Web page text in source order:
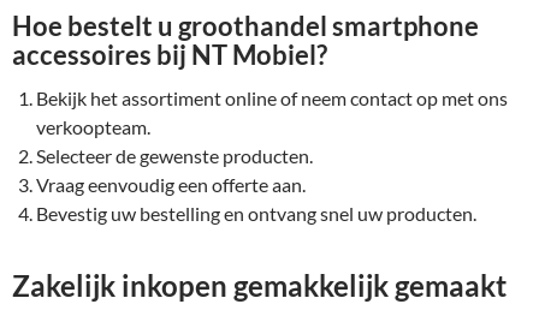
Hoe bestelt u groothandel smartphone
accessoires bij NT Mobiel?
Bekijk het assortiment online of neem contact op met ons
verkoopteam.
Selecteer de gewenste producten.
Vraag eenvoudig een offerte aan.
Bevestig uw bestelling en ontvang snel uw producten.
Zakelijk inkopen gemakkelijk gemaakt